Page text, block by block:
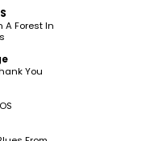
A Forest In
You